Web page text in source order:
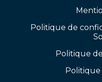
Politique de
Politique
Politique